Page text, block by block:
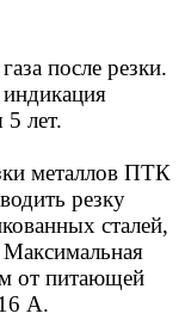
после резки.
лет.
металлов ПТК
резку
сталей,
от питающей
А.